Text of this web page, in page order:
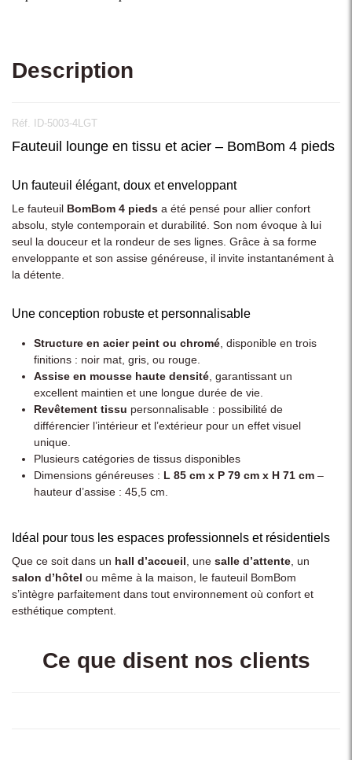
Description
Réf. ID-5003-4LGT
Fauteuil lounge en tissu et acier – BomBom 4 pieds
Un fauteuil élégant, doux et enveloppant
Le fauteuil BomBom 4 pieds a été pensé pour allier confort
absolu, style contemporain et durabilité. Son nom évoque à lui
seul la douceur et la rondeur de ses lignes. Grâce à sa forme
enveloppante et son assise généreuse, il invite instantanément à
la détente.
Une conception robuste et personnalisable
Structure en acier peint ou chromé, disponible en trois
finitions : noir mat, gris, ou rouge.
Assise en mousse haute densité, garantissant un
excellent maintien et une longue durée de vie.
Revêtement tissu personnalisable : possibilité de
différencier l’intérieur et l’extérieur pour un effet visuel
unique.
Plusieurs catégories de tissus disponibles
Dimensions généreuses : L 85 cm x P 79 cm x H 71 cm –
hauteur d’assise : 45,5 cm.
Idéal pour tous les espaces professionnels et résidentiels
Que ce soit dans un hall d’accueil , une salle d’attente , un
salon d’hôtel ou même à la maison, le fauteuil BomBom
s’intègre parfaitement dans tout environnement où confort et
esthétique comptent.
Ce que disent nos clients